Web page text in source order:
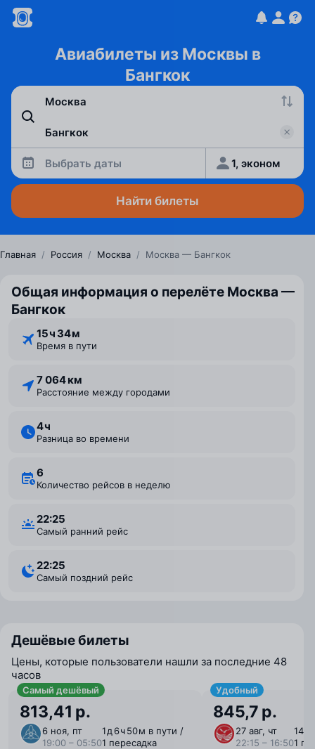
Авиабилеты из Москвы в
Бангкок
Выбрать даты 1, эконом
Найти билеты
Главная / Россия / Москва / Москва — Бангкок
Общая информация о перелёте Москва —
Бангкок
15 ⁠ч 34 ⁠м
Время в пути
7 064 км
Расстояние между городами
4 ⁠ч
Разница во времени
6
Количество рейсов в неделю
22:25
Самый ранний рейс
22:25
Самый поздний рейс
Дешёвые билеты
Цены, которые пользователи нашли за последние 48
часов
Самый дешёвый
813,41 р.
6 ноя, пт
19:00 – 05:50
1 ⁠д 6 ⁠ч 50 ⁠м в пути /
1 пересадка
Удобный
845,7 р.
27 авг, чт
22:15 – 16:50
14 ⁠ч
1